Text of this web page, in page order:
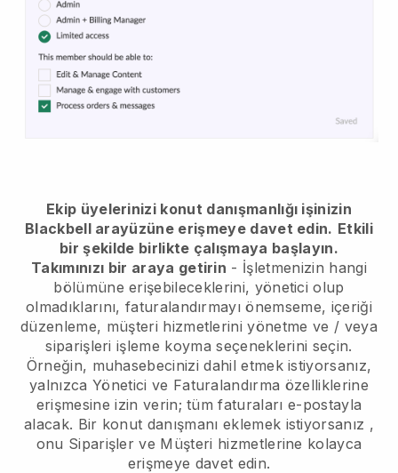
Ekip üyelerinizi konut danışmanlığı işinizin
Blackbell arayüzüne erişmeye davet edin. Etkili
bir şekilde birlikte çalışmaya başlayın.
Takımınızı bir araya getirin - İşletmenizin hangi
bölümüne erişebileceklerini, yönetici olup
olmadıklarını, faturalandırmayı önemseme, içeriği
düzenleme, müşteri hizmetlerini yönetme ve / veya
siparişleri işleme koyma seçeneklerini seçin.
Örneğin, muhasebecinizi dahil etmek istiyorsanız,
yalnızca Yönetici ve Faturalandırma özelliklerine
erişmesine izin verin; tüm faturaları e-postayla
alacak. Bir konut danışmanı eklemek istiyorsanız ,
onu Siparişler ve Müşteri hizmetlerine kolayca
erişmeye davet edin.